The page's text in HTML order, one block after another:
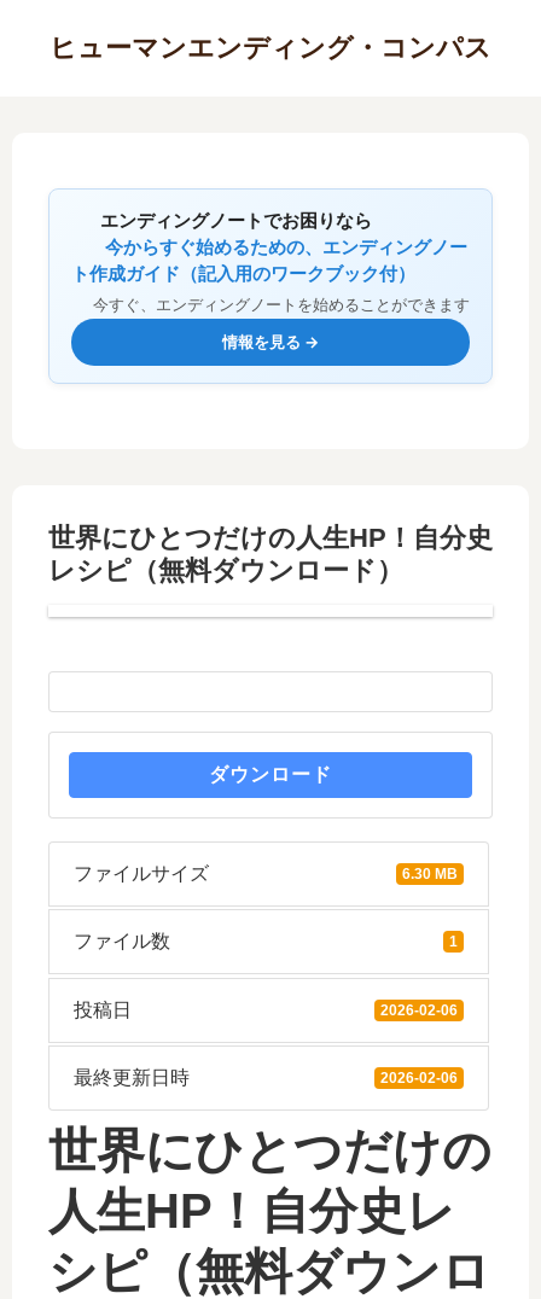
ヒューマンエンディング・コンパス
エンディングノートでお困りなら
今からすぐ始めるための、エンディングノー
ト作成ガイド（記入用のワークブック付）
今すぐ、エンディングノートを始めることができます
情報を見る →
世界にひとつだけの人生HP！自分史
レシピ（無料ダウンロード）
ダウンロード
ファイルサイズ 6.30 MB
ファイル数 1
投稿日 2026-02-06
最終更新日時 2026-02-06
世界にひとつだけの
人生HP！自分史レ
シピ（無料ダウンロ